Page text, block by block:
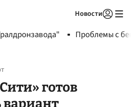
Новости
Проблемы с
готов
вариант